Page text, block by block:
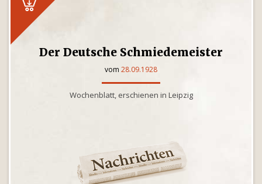
Der Deutsche Schmiedemeister
vom 28.09.1928
Wochenblatt, erschienen in Leipzig